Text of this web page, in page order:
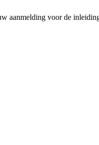
aanmelding voor de